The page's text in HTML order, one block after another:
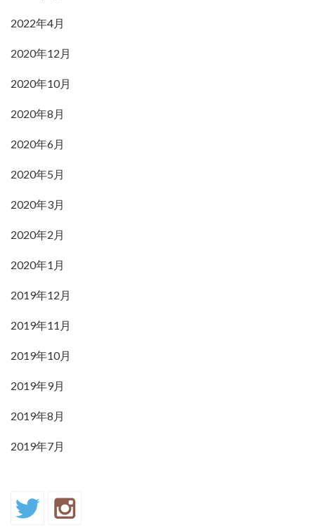
2022年4月
2020年12月
2020年10月
2020年8月
2020年6月
2020年5月
2020年3月
2020年2月
2020年1月
2019年12月
2019年11月
2019年10月
2019年9月
2019年8月
2019年7月